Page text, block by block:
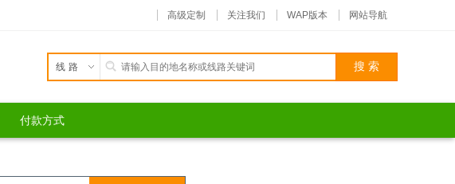
高级定制 关注我们 WAP版本 网站导航
线路
付款方式